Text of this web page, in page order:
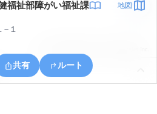
福祉部障がい福祉課 地図
１
共有 ルート